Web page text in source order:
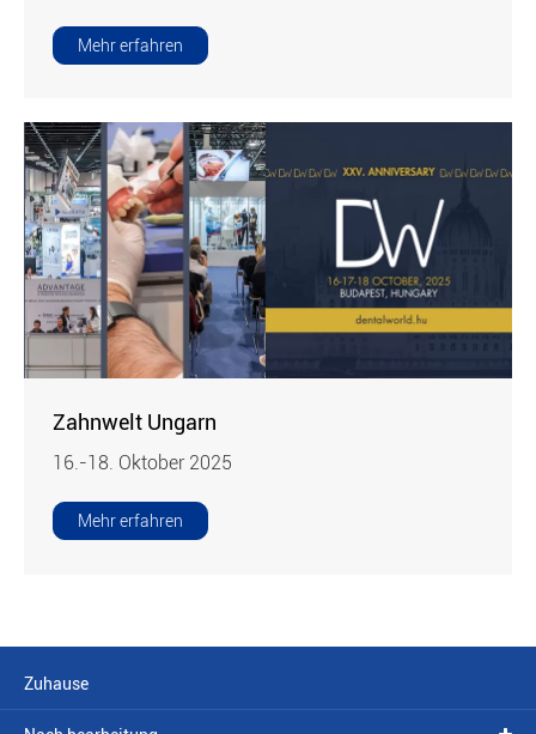
Mehr erfahren
Zahnwelt Ungarn
16.-18. Oktober 2025
Mehr erfahren
Zuhause